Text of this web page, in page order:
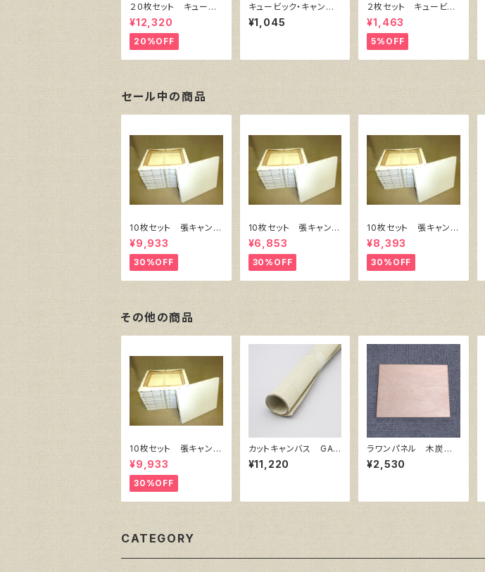
２０枚セット キュービ
ック・キャンバス白（縦2
00㎜×横200㎜×厚38
㎜）
¥12,320
20%OFF
キュービック・キャンバ
ス白（縦300㎜×横300
㎜×厚38㎜）
¥1,045
２枚セット キュービッ
ク・キャンバス白（縦20
0㎜×横200㎜×厚38
㎜）
¥1,463
5%OFF
セール中の商品
10枚セット 張キャンバ
ス SnowWhite SPC
（綿・ポリエステル）F8
455㎜×380㎜
¥9,933
30%OFF
10枚セット 張キャンバ
ス SnowWhite SPC
（綿・ポリエステル）F4
333㎜×242㎜
¥6,853
30%OFF
10枚セット 張キャンバ
ス SnowWhite SPC
（綿・ポリエステル）F6
410㎜×318㎜
¥8,393
30%OFF
その他の商品
10枚セット 張キャンバ
ス SnowWhite SPC
（綿・ポリエステル）F8
455㎜×380㎜
¥9,933
30%OFF
カットキャンバス GAE
RA F S60
¥11,220
ラワンパネル 木炭
紙 650㎜×500㎜
¥2,530
CATEGORY